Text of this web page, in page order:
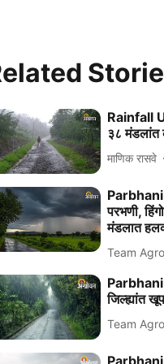
Rainfall
३८ मंडलांत
माणिक रासवे
परभणी,
मंडलात
Team
Parbhani
जिल्ह्यांत
Team